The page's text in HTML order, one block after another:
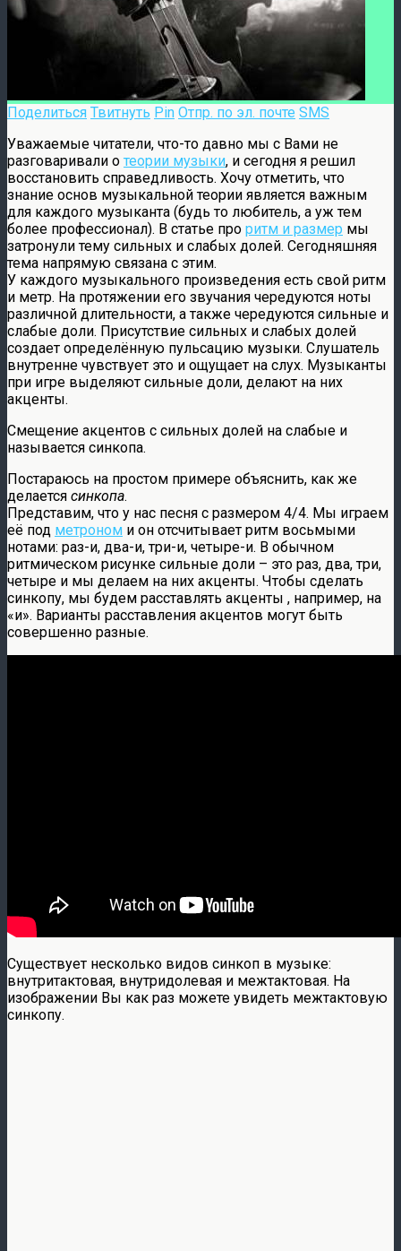
Поделиться Твитнуть Pin Отпр. по эл. почте SMS
Уважаемые читатели, что-то давно мы с Вами не
разговаривали о теории музыки, и сегодня я решил
восстановить справедливость. Хочу отметить, что
знание основ музыкальной теории является важным
для каждого музыканта (будь то любитель, а уж тем
более профессионал). В статье про ритм и размер мы
затронули тему сильных и слабых долей. Сегодняшняя
тема напрямую связана с этим.
У каждого музыкального произведения есть свой ритм
и метр. На протяжении его звучания чередуются ноты
различной длительности, а также чередуются сильные и
слабые доли. Присутствие сильных и слабых долей
создает определённую пульсацию музыки. Слушатель
внутренне чувствует это и ощущает на слух. Музыканты
при игре выделяют сильные доли, делают на них
акценты.
Смещение акцентов с сильных долей на слабые и
называется синкопа.
Постараюсь на простом примере объяснить, как же
делается синкопа.
Представим, что у нас песня с размером 4/4. Мы играем
её под метроном и он отсчитывает ритм восьмыми
нотами: раз-и, два-и, три-и, четыре-и. В обычном
ритмическом рисунке сильные доли – это раз, два, три,
четыре и мы делаем на них акценты. Чтобы сделать
синкопу, мы будем расставлять акценты , например, на
«и». Варианты расставления акцентов могут быть
совершенно разные.
Существует несколько видов синкоп в музыке:
внутритактовая, внутридолевая и межтактовая. На
изображении Вы как раз можете увидеть межтактовую
синкопу.